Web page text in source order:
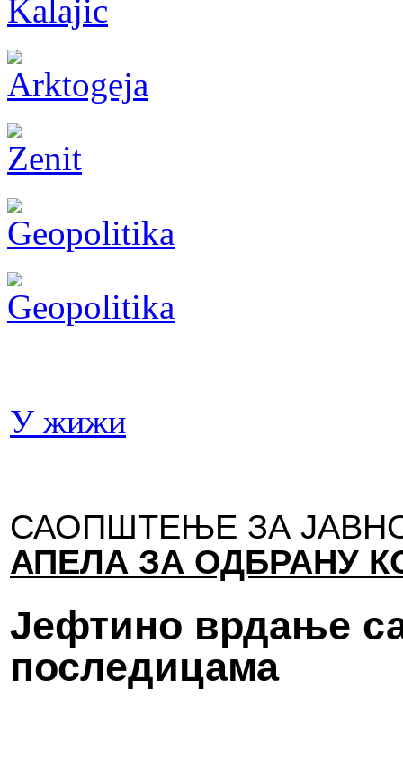
У жижи
САОПШТЕЊЕ ЗА
АПЕЛА ЗА ОДБРАНУ
Јефтино врдање
последицама